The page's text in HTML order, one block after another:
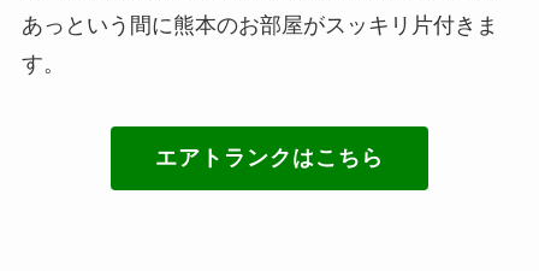
あっという間に熊本のお部屋がスッキリ片付きま
す。
エアトランクはこちら